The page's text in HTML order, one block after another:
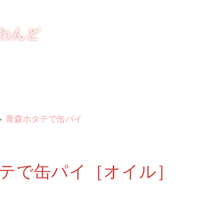
んど
青森ホタテで缶パイ
で缶パイ［オイル］